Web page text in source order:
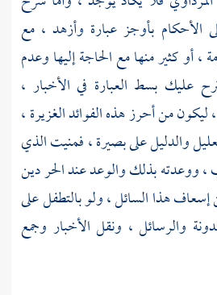
الأحكام بأوجز عبارة وأزهد ، مع
، أو كثير منها مع الحاجة إليها وعدم
عليك بسط العبارة في الأخبار ،
من أحرز هذه الفوائد الغزيرة ،
والدليل على بصيرة ، فمنيت الذي
، ووعدته بذلك والوعد عند الحر دين
هذا السائل ، ولو بالتطفل على
والرسائل ، ونقل الأخبار وجمع